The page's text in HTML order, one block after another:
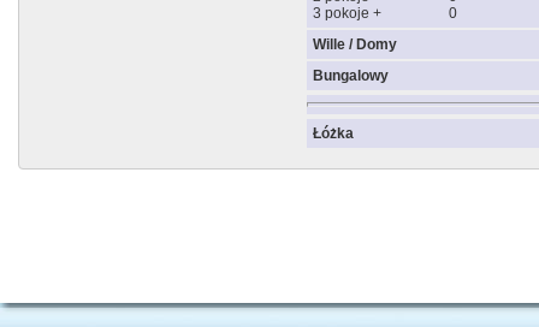
3 pokoje +
0
Wille / Domy
Bungalowy
Łóżka